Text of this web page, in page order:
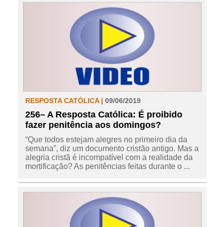
RESPOSTA CATÓLICA | 09/06/2019
256– A Resposta Católica: É proibido
fazer penitência aos domingos?
“Que todos estejam alegres no primeiro dia da
semana”, diz um documento cristão antigo. Mas a
alegria cristã é incompatível com a realidade da
mortificação? As penitências feitas durante o ...